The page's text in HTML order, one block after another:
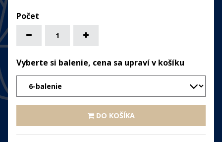
Vyberte si balenie, cena sa upraví v košíku
DO KOŠÍKA